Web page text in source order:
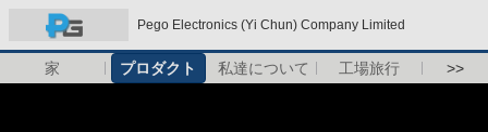
Pego Electronics (Yi Chun) Company Limited
家 プロダクト 私達について 工場旅行 >>